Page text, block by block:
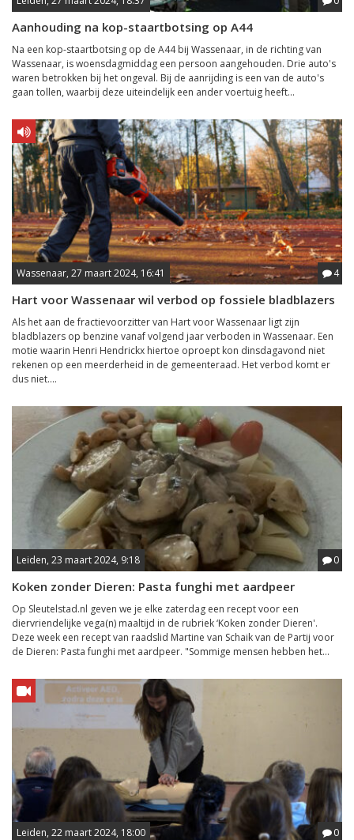
Aanhouding na kop-staartbotsing op A44
Na een kop-staartbotsing op de A44 bij Wassenaar, in de richting van
Wassenaar, is woensdagmiddag een persoon aangehouden. Drie auto's
waren betrokken bij het ongeval. Bij de aanrijding is een van de auto's
gaan tollen, waarbij deze uiteindelijk een ander voertuig heeft...
Wassenaar, 27 maart 2024, 16:41 4
Hart voor Wassenaar wil verbod op fossiele bladblazers
Als het aan de fractievoorzitter van Hart voor Wassenaar ligt zijn
bladblazers op benzine vanaf volgend jaar verboden in Wassenaar. Een
motie waarin Henri Hendrickx hiertoe oproept kon dinsdagavond niet
rekenen op een meerderheid in de gemeenteraad. Het verbod komt er
dus niet....
Leiden, 23 maart 2024, 9:18 0
Koken zonder Dieren: Pasta funghi met aardpeer
Op Sleutelstad.nl geven we je elke zaterdag een recept voor een
diervriendelijke vega(n) maaltijd in de rubriek ‘Koken zonder Dieren'.
Deze week een recept van raadslid Martine van Schaik van de Partij voor
de Dieren: Pasta funghi met aardpeer. "Sommige mensen hebben het...
Leiden, 22 maart 2024, 18:00 0